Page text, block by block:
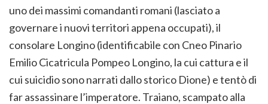
uno dei massimi comandanti romani (lasciato a
governare i nuovi territori appena occupati), il
consolare Longino (identificabile con Cneo Pinario
Emilio Cicatricula Pompeo Longino, la cui cattura e il
cui suicidio sono narrati dallo storico Dione) e tentò di
far assassinare l’imperatore. Traiano, scampato alla